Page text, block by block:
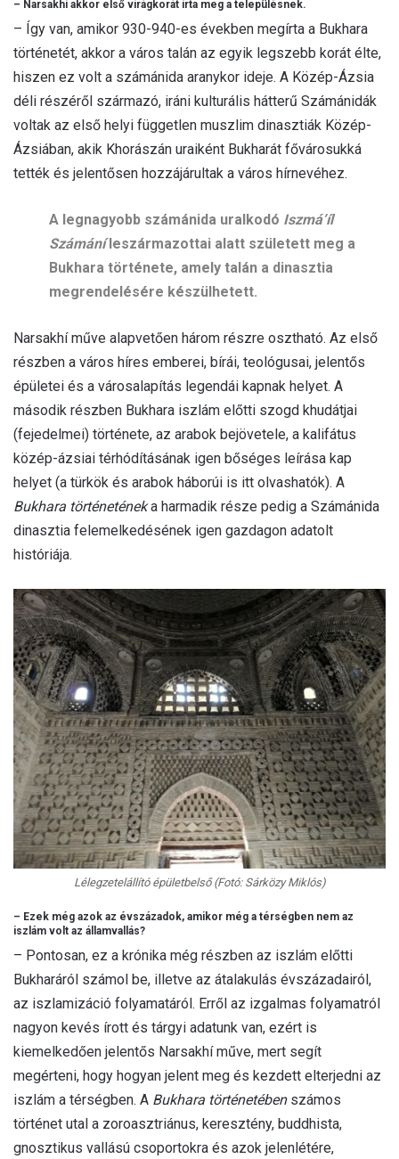
– Narsakhí akkor első virágkorát írta meg a településnek.
– Így van, amikor 930-940-es években megírta a Bukhara
történetét, akkor a város talán az egyik legszebb korát élte,
hiszen ez volt a számánida aranykor ideje. A Közép-Ázsia
déli részéről származó, iráni kulturális hátterű Számánidák
voltak az első helyi független muszlim dinasztiák Közép-
Ázsiában, akik Khorászán uraiként Bukharát fővárosukká
tették és jelentősen hozzájárultak a város hírnevéhez.
A legnagyobb számánida uralkodó Iszmá’íl
Számáníleszármazottai alatt született meg a
Bukhara története, amely talán a dinasztia
megrendelésére készülhetett.
Narsakhí műve alapvetően három részre osztható. Az első
részben a város híres emberei, bírái, teológusai, jelentős
épületei és a városalapítás legendái kapnak helyet. A
második részben Bukhara iszlám előtti szogd khudátjai
(fejedelmei) története, az arabok bejövetele, a kalifátus
közép-ázsiai térhódításának igen bőséges leírása kap
helyet (a türkök és arabok háborúi is itt olvashatók). A
Bukhara történeténeka harmadik része pedig a Számánida
dinasztia felemelkedésének igen gazdagon adatolt
históriája.
Lélegzetelállító épületbelső (Fotó: Sárközy Miklós)
– Ezek még azok az évszázadok, amikor még a térségben nem az
iszlám volt az államvallás?
– Pontosan, ez a krónika még részben az iszlám előtti
Bukharáról számol be, illetve az átalakulás évszázadairól,
az iszlamizáció folyamatáról. Erről az izgalmas folyamatról
nagyon kevés írott és tárgyi adatunk van, ezért is
kiemelkedően jelentős Narsakhí műve, mert segít
megérteni, hogy hogyan jelent meg és kezdett elterjedni az
iszlám a térségben. A Bukhara történetébenszámos
történet utal a zoroasztriánus, keresztény, buddhista,
gnosztikus vallású csoportokra és azok jelenlétére,